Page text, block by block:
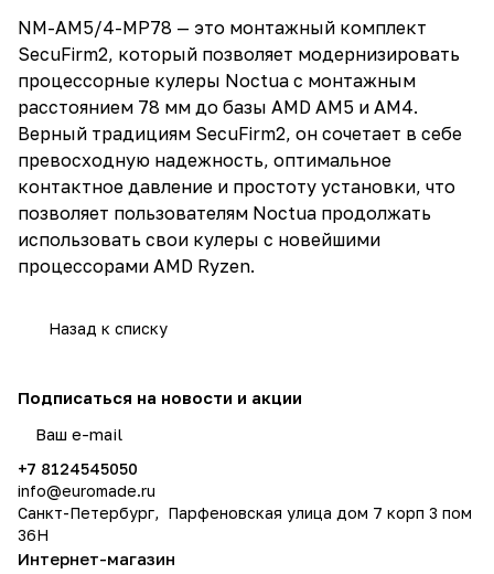
NM-AM5/4-MP78 — это монтажный комплект
SecuFirm2, который позволяет модернизировать
процессорные кулеры Noctua с монтажным
расстоянием 78 мм до базы AMD AM5 и AM4.
Верный традициям SecuFirm2, он сочетает в себе
превосходную надежность, оптимальное
контактное давление и простоту установки, что
позволяет пользователям Noctua продолжать
использовать свои кулеры с новейшими
процессорами AMD Ryzen.
Назад к списку
Подписаться на новости и акции
+7 8124545050
info@euromade.ru
Санкт-Петербург, Парфеновская улица дом 7 корп 3 пом
36Н
Интернет-магазин